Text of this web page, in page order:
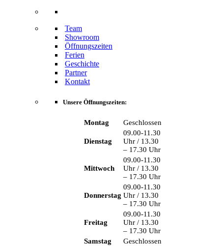
Team
Showroom
Öffnungszeiten
Ferien
Geschichte
Partner
Kontakt
Unsere Öffnungszeiten:
Montag Geschlossen
Dienstag
09.00-11.30
Uhr / 13.30
– 17.30 Uhr
Mittwoch
09.00-11.30
Uhr / 13.30
– 17.30 Uhr
Donnerstag
09.00-11.30
Uhr / 13.30
– 17.30 Uhr
Freitag
09.00-11.30
Uhr / 13.30
– 17.30 Uhr
Samstag
Geschlossen